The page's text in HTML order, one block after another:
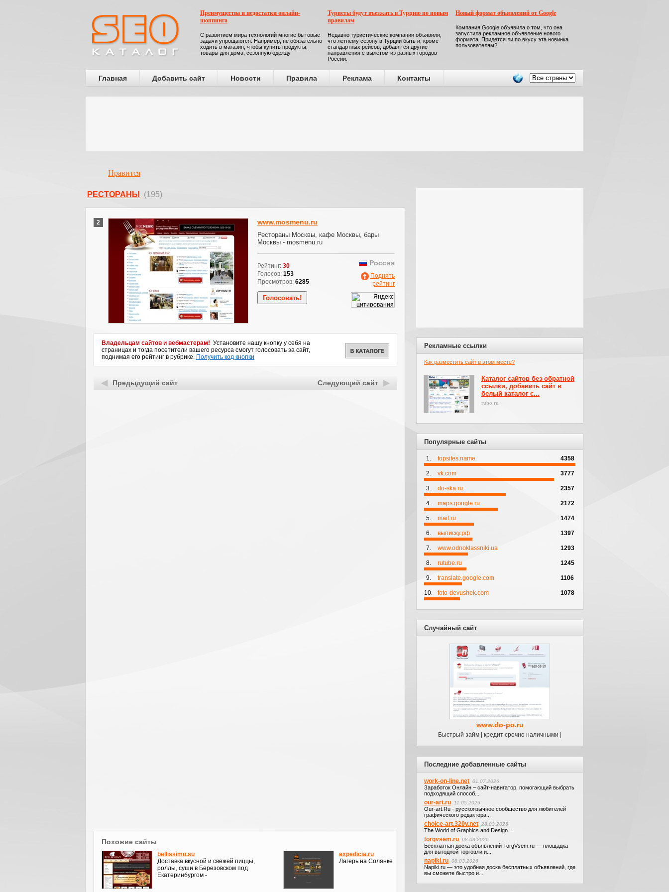
Преимущества и недостатки онлайн-
шоппинга
С развитием мира технологий многие бытовые
задачи упрощаются. Например, не обязательно
ходить в магазин, чтобы купить продукты,
товары для дома, сезонную одежду
Туристы будут въезжать в Турцию по новым
правилам
Недавно туристические компании объявили,
что летнему сезону в Турции быть и, кроме
стандартных рейсов, добавятся другие
направления с вылетом из разных городов
России.
Новый формат объявлений от Google
Компания Google объявила о том, что она
запустила рекламное объявление нового
формата. Придется ли по вкусу эта новинка
пользователям?
Главная Добавить сайт Новости Правила Реклама Контакты
Нравится
РЕСТОРАНЫ (195)
2 www.mosmenu.ru
Рестораны Москвы, кафе Москвы, бары
Москвы - mosmenu.ru
Рейтинг: 30
Голосов: 153
Просмотров: 6285
Россия
Поднять
рейтинг
Владельцам сайтов и вебмастерам! Установите нашу кнопку у себя на
страницах и тогда посетители вашего ресурса смогут голосовать за сайт,
поднимая его рейтинг в рубрике. Получить код кнопки
Предыдущий сайт Следующий сайт
Похожие сайты
bellissimo.su
Доставка вкусной и свежей пиццы,
роллы, суши в Березовском под
Екатеринбургом -
expedicia.ru
Лагерь на Солянке
Рекламные ссылки
Как разместить сайт в этом месте?
Каталог сайтов без обратной
ссылки, добавить сайт в
белый каталог с...
rubo.ru
Популярные сайты
1. topsites.name 4358
2. vk.com 3777
3. do-ska.ru 2357
4. maps.google.ru 2172
5. mail.ru 1474
6. выписку.рф 1397
7. www.odnoklassniki.ua 1293
8. rutube.ru 1245
9. translate.google.com 1106
10. foto-devushek.com 1078
Случайный сайт
www.do-po.ru
Быстрый займ | кредит срочно наличными |
Последние добавленные сайты
work-on-line.net 01.07.2026
Заработок Онлайн – сайт-навигатор, помогающий выбрать
подходящий способ...
our-art.ru 11.05.2026
Our-art.Ru - русскоязычное сообщество для любителей
графического редактора...
choice-art.320v.net 28.03.2026
The World of Graphics and Design...
torgvsem.ru 08.03.2026
Бесплатная доска объявлений TorgVsem.ru — площадка
для выгодной торговли и...
napiki.ru 08.03.2026
Napiki.ru — это удобная доска бесплатных объявлений, где
вы сможете быстро и...